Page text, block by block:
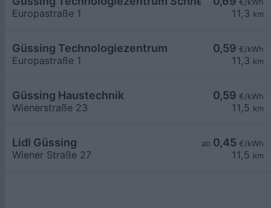
11,3 km
Europastraße 1
0,59 €/kWh
11,3 km
Güssing Technologiezentrum
Europastraße 1
0,59 €/kWh
11,5 km
Güssing Haustechnik
Wienerstraße 23
ab 0,45 €/kWh
11,5 km
Lidl Güssing
Wiener Straße 27